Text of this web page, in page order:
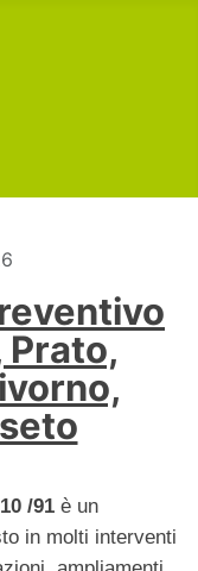
Prato,
/91 è un
in molti interventi